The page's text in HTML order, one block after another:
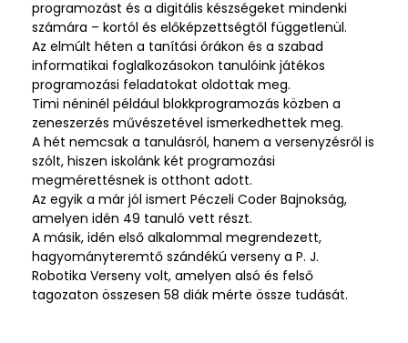
programozást és a digitális készségeket mindenki
számára – kortól és előképzettségtől függetlenül.
Az elmúlt héten a tanítási órákon és a szabad
informatikai foglalkozásokon tanulóink játékos
programozási feladatokat oldottak meg.
Timi néninél például blokkprogramozás közben a
zeneszerzés művészetével ismerkedhettek meg.
A hét nemcsak a tanulásról, hanem a versenyzésről is
szólt, hiszen iskolánk két programozási
megmérettésnek is otthont adott.
Az egyik a már jól ismert Péczeli Coder Bajnokság,
amelyen idén 49 tanuló vett részt.
A másik, idén első alkalommal megrendezett,
hagyományteremtő szándékú verseny a P. J.
Robotika Verseny volt, amelyen alsó és felső
tagozaton összesen 58 diák mérte össze tudását.